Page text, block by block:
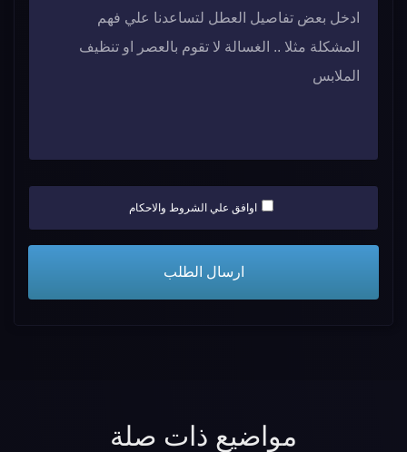
اوافق علي الشروط والاحكام
مواضيع ذات صلة